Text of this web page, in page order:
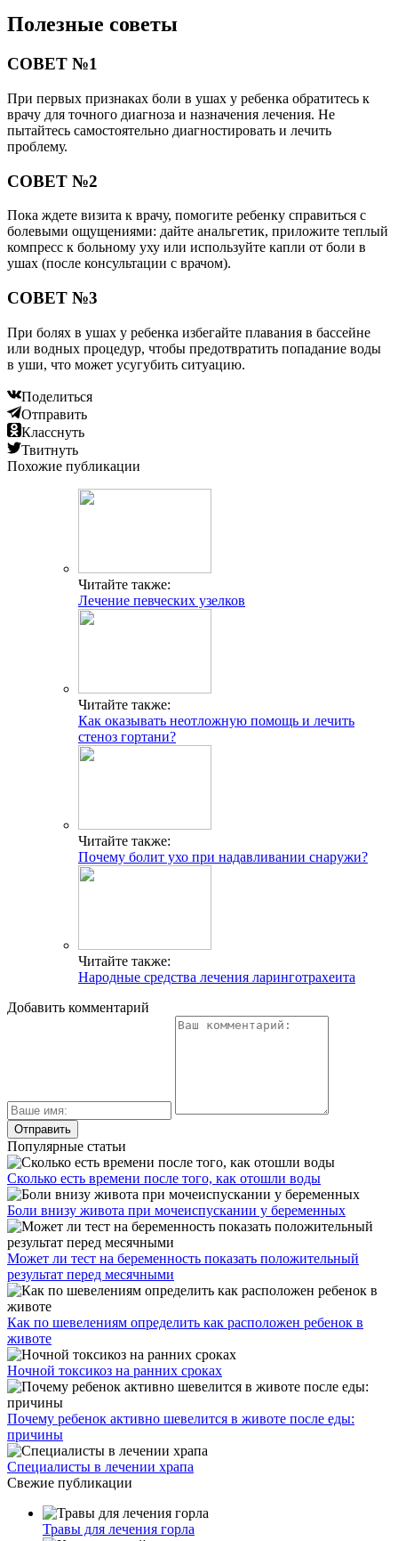
Полезные советы
СОВЕТ №1
При первых признаках боли в ушах у ребенка обратитесь к
врачу для точного диагноза и назначения лечения. Не
пытайтесь самостоятельно диагностировать и лечить
проблему.
СОВЕТ №2
Пока ждете визита к врачу, помогите ребенку справиться с
болевыми ощущениями: дайте анальгетик, приложите теплый
компресс к больному уху или используйте капли от боли в
ушах (после консультации с врачом).
СОВЕТ №3
При болях в ушах у ребенка избегайте плавания в бассейне
или водных процедур, чтобы предотвратить попадание воды
в уши, что может усугубить ситуацию.
Поделиться
Отправить
Класснуть
Твитнуть
Похожие публикации
Читайте также:
Лечение певческих узелков
Читайте также:
Как оказывать неотложную помощь и лечить
стеноз гортани?
Читайте также:
Почему болит ухо при надавливании снаружи?
Читайте также:
Народные средства лечения ларинготрахеита
Добавить комментарий
Популярные статьи
Сколько есть времени после того, как отошли воды
Боли внизу живота при мочеиспускании у беременных
Может ли тест на беременность показать положительный
результат перед месячными
Как по шевелениям определить как расположен ребенок в
животе
Ночной токсикоз на ранних сроках
Почему ребенок активно шевелится в животе после еды:
причины
Специалисты в лечении храпа
Свежие публикации
Травы для лечения горла